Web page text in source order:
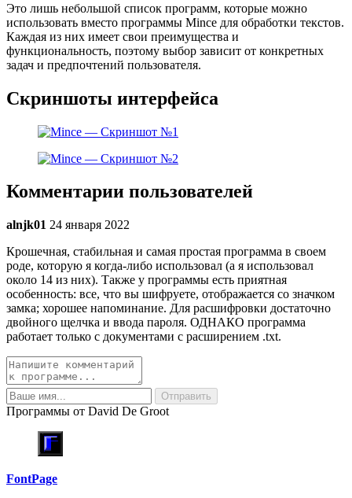
Это лишь небольшой список программ, которые можно
использовать вместо программы Mince для обработки текстов.
Каждая из них имеет свои преимущества и
функциональность, поэтому выбор зависит от конкретных
задач и предпочтений пользователя.
Скриншоты интерфейса
Комментарии пользователей
alnjk01 24 января 2022
Крошечная, стабильная и самая простая программа в своем
роде, которую я когда-либо использовал (а я использовал
около 14 из них). Также у программы есть приятная
особенность: все, что вы шифруете, отображается со значком
замка; хорошее напоминание. Для расшифровки достаточно
двойного щелчка и ввода пароля. ОДНАКО программа
работает только с документами с расширением .txt.
Программы от David De Groot
FontPage